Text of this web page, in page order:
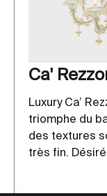
Ca'
Luxury Ca’
triomphe du
des textures
très fin.